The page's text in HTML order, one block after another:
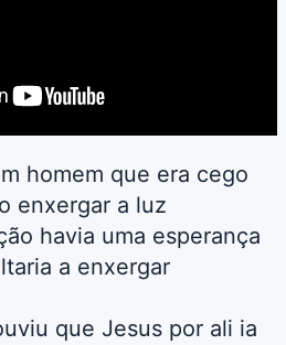
homem que era cego
enxergar a luz
havia uma esperança
a enxergar
que Jesus por ali ia